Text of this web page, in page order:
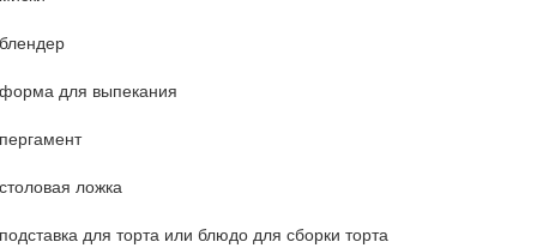
блендер
форма для выпекания
пергамент
столовая ложка
подставка для торта или блюдо для сборки торта